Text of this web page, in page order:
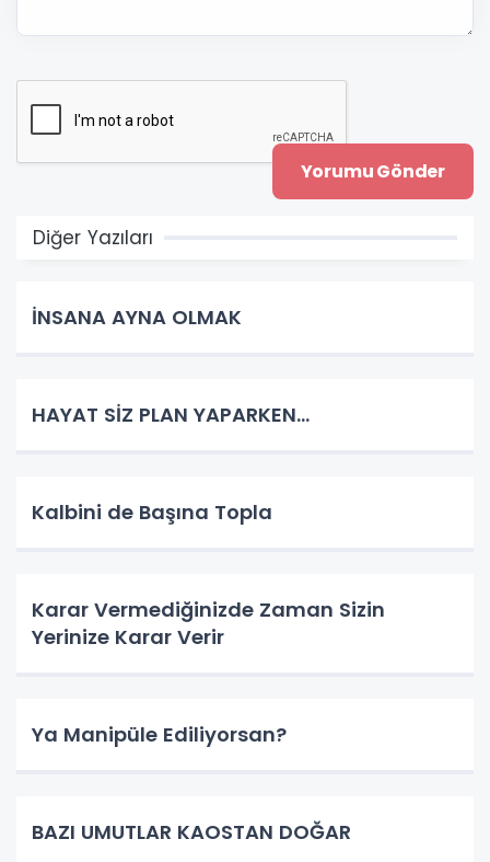
Diğer Yazıları
İNSANA AYNA OLMAK
HAYAT SİZ PLAN YAPARKEN…
Kalbini de Başına Topla
Karar Vermediğinizde Zaman Sizin
Yerinize Karar Verir
Ya Manipüle Ediliyorsan?
BAZI UMUTLAR KAOSTAN DOĞAR